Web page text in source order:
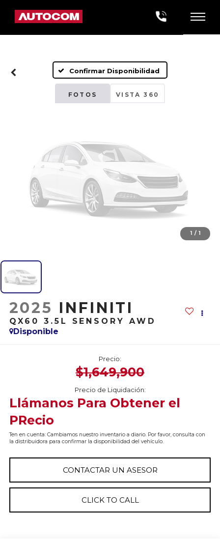
Confirmar Disponibilidad
FOTOS VISTA 360
Fotos No
Disponibles
Por favor, revise luego
1 / 1
2025 INFINITI
QX60 3.5L SENSORY AWD
Disponible
Precio:
$1,649,900
Precio de Liquidación:
Llámanos Para Obtener el
PRecio
Ten en cuenta: Cambiamos nuestro inventario a diario. Por favor, consulta con
la distribuidora para confirmar la disponibilidad del vehículo.
CONTACTAR UN ASESOR
CLICK TO CALL